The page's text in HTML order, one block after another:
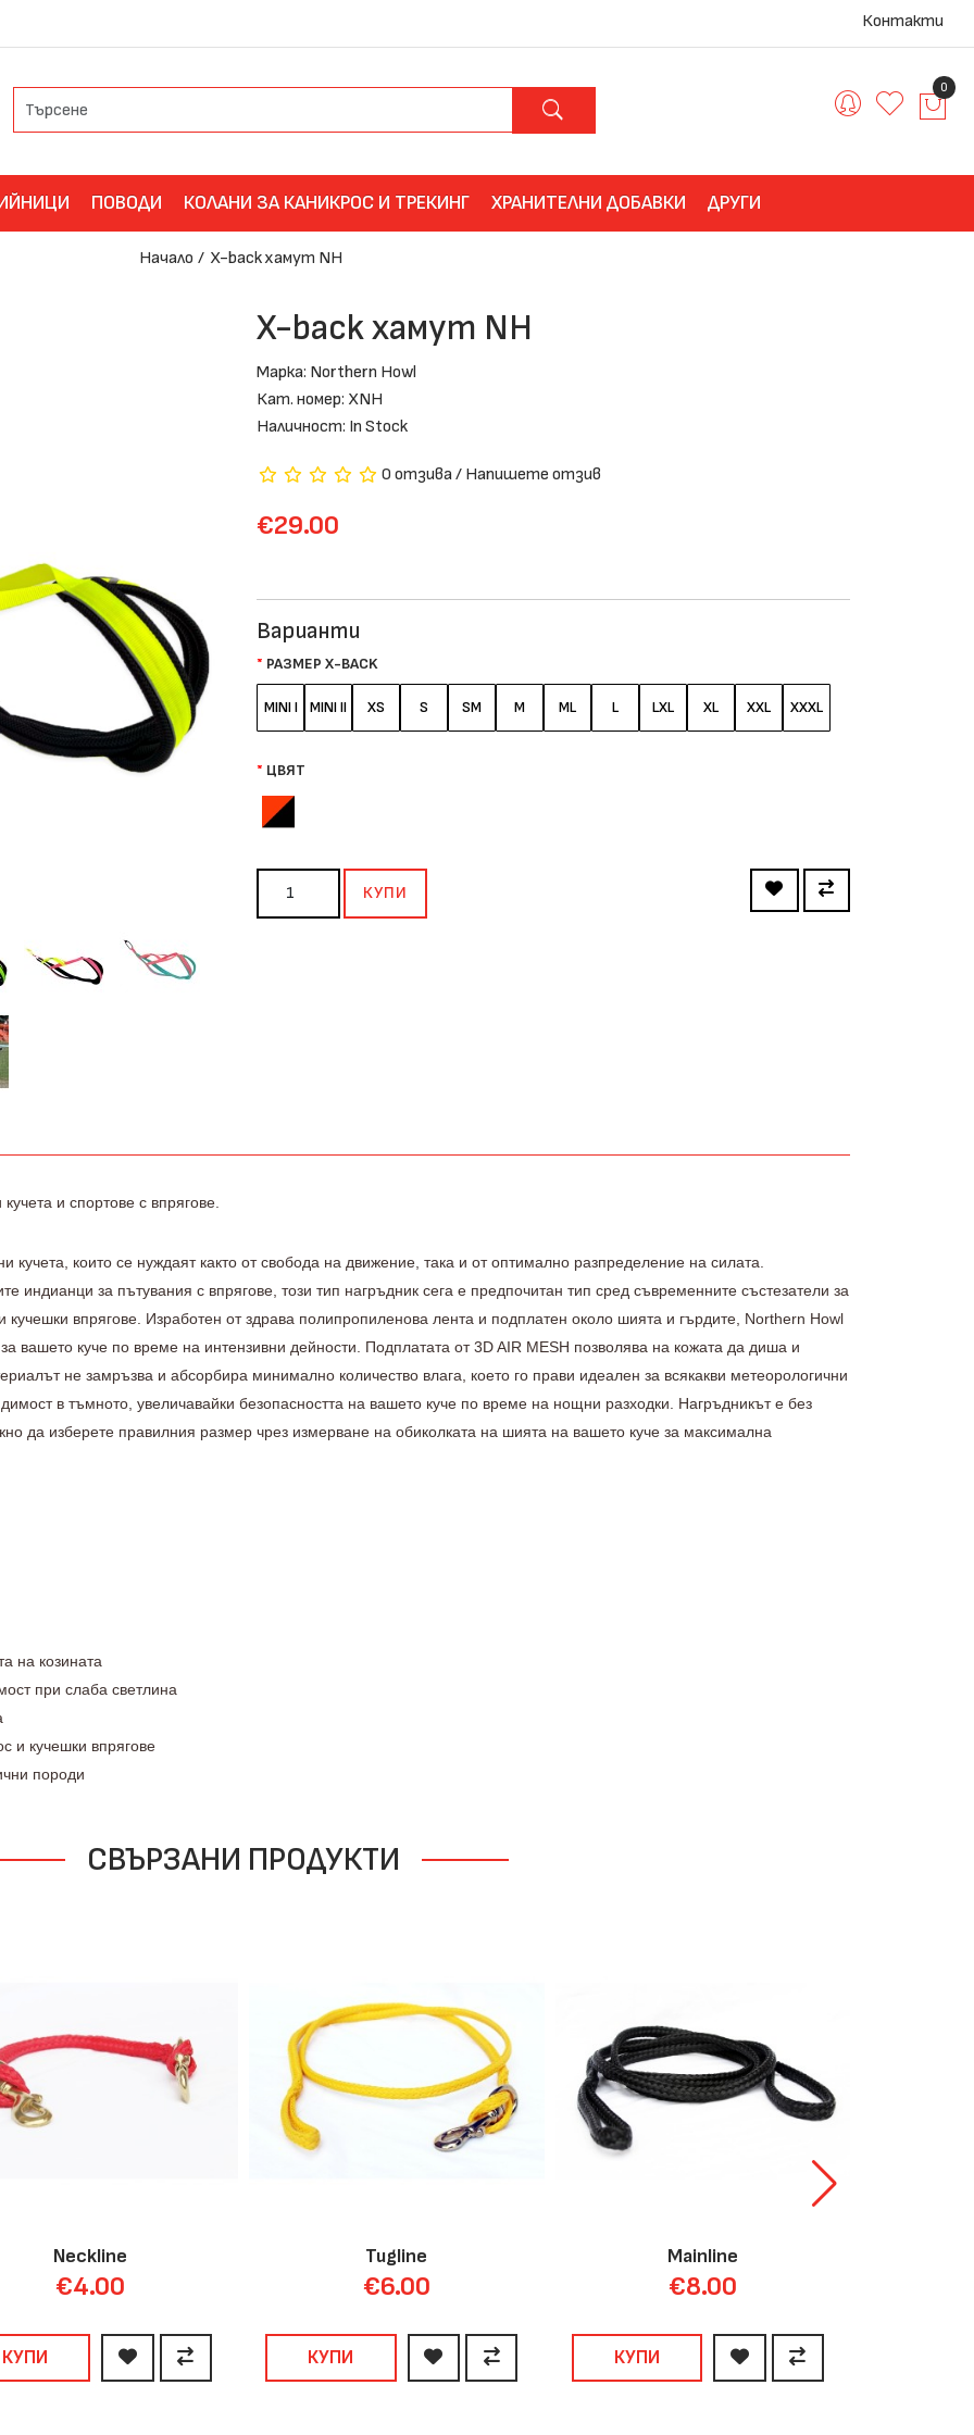
Контакти
0
ПОВОДИ КОЛАНИ ЗА КАНИКРОС И ТРЕКИНГ ХРАНИТЕЛНИ ДОБАВКИ ДРУГИ
Начало X-back хамут NH
X-back хамут NH
Марка: Northern Howl
Кат. номер: XNH
Наличност: In Stock
0 отзива/ Напишете отзив
€29.00
Варианти
РАЗМЕР X-BACK
MINI I MINI II XS S SM M ML L LXL XL XXL XXXL
ЦВЯТ
КУПИ
и спортове с впрягове.
кучета, които се нуждаят както от свобода на движение, така и от оптимално разпределение на силата.
индианци за пътувания с впрягове, този тип нагръдник сега е предпочитан тип сред съвременните състезатели за
кучешки впрягове. Изработен от здрава полипропиленова лента и подплатен около шията и гърдите, Northern Howl
вашето куче по време на интензивни дейности. Подплатата от 3D AIR MESH позволява на кожата да диша и
не замръзва и абсорбира минимално количество влага, което го прави идеален за всякакви метеорологични
в тъмното, увеличавайки безопасността на вашето куче по време на нощни разходки. Нагръдникът е без
да изберете правилния размер чрез измерване на обиколката на шията на вашето куче за максимална
на козината
при слаба светлина
и кучешки впрягове
породи
СВЪРЗАНИ ПРОДУКТИ
Neckline
€4.00
КУПИ
Tugline
€6.00
КУПИ
Mainline
€8.00
КУПИ